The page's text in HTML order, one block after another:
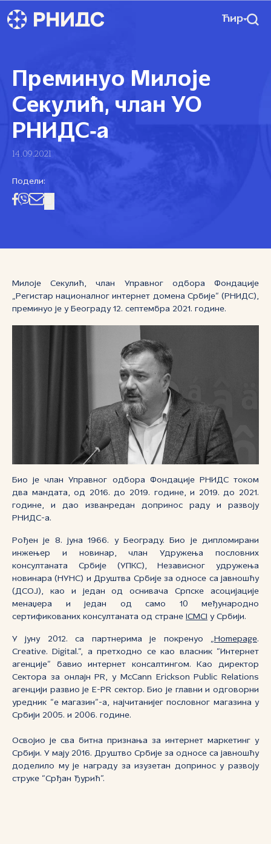
Ћир
Преминуо Милоје
Секулић, члан УО
РНИДС‑а
14.09.2021
Подели:
Милоје Секулић, члан Управног одбора Фондације
„Регистар националног интернет домена Србије“ (РНИДС),
преминуо је у Београду 12. септембра 2021. године.
Био је члан Управног одбора Фондације РНИДС током
два мандата, од 2016. до 2019. године, и 2019. до 2021.
године, и дао изванредан допринос раду и развоју
РНИДС-а.
Рођен је 8. јуна 1966. у Београду. Био је дипломирани
инжењер и новинар, члан Удружења пословних
консултаната Србије (УПКС), Независног удружења
новинара (НУНС) и Друштва Србије за односе са јавношћу
(ДСОЈ), као и један од оснивача Српске асоцијације
менаџера и један од само 10 међународно
сертификованих консултаната од стране ICMCI у Србији.
У јуну 2012. са партнерима је покренуо „ Homepage.
Creative. Digital.“, а претходно се као власник “Интернет
агенције” бавио интернет консалтингом. Као директор
Сектора за онлајн PR, у McCann Erickson Public Relations
агенцији развио је E-PR сектор. Био је главни и одговорни
уредник “е магазин”-а, најчитанијег пословног магазина у
Србији 2005. и 2006. године.
Освојио је сва битна признања за интернет маркетинг у
Србији. У мају 2016. Друштво Србије за односе са јавношћу
доделило му је награду за изузетан допринос у развоју
струке “Срђан Ђурић”.